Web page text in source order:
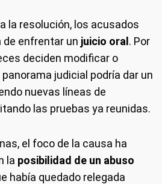
la resolución, los acusados
de enfrentar un juicio oral . Por
deciden modificar o
judicial podría dar un
nuevas líneas de
las pruebas ya reunidas.
el foco de la causa ha
la posibilidad de un abuso
había quedado relegada